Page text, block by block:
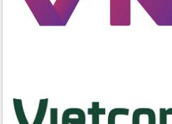
Đẩy mạnh cải cách hành chính, quyết
tâm đạt được mục tiêu tăng trưởng
Huy giữ chức Bí thư Đảng ủy Ủy Ban
Nhân dân tỉnh